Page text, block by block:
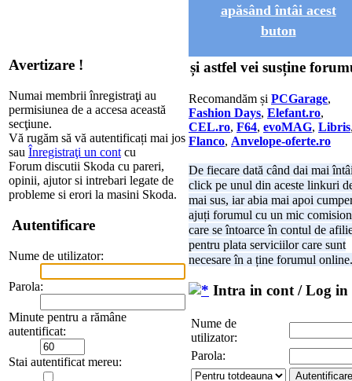
Avertizare !
Numai membrii înregistraţi au
permisiunea de a accesa această
secţiune.
Vă rugăm să vă autentificați mai jos
sau Înregistraţi un cont cu
Forum discutii Skoda cu pareri,
opinii, ajutor si intrebari legate de
probleme si erori la masini Skoda.
Autentificare
Nume de utilizator:
Parola:
Minute pentru a rămâne
autentificat:
Stai autentificat mereu:
apăsând întâi acest
buton
și astfel vei susține
Recomandăm și PCGarage,
Fashion Days, Elefant.ro,
CEL.ro, F64, evoMAG, Libris
Flanco, Anvelope-oferte.ro
De fiecare dată când dai mai
click pe unul din aceste linkuri
mai sus, iar abia mai apoi
ajuți forumul cu un mic comision
care se întoarce în contul de
pentru plata serviciilor care sunt
necesare în a ține forumul online.
Intra in cont / Log in
Nume de
utilizator:
Parola: